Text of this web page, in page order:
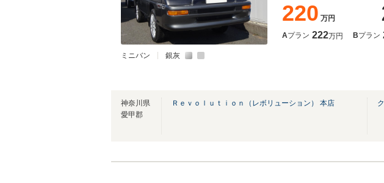
ミニバン 銀灰
220 万円
Aプラン 222万円 Bプラン
神奈川県
愛甲郡
Ｒｅｖｏｌｕｔｉｏｎ（レボリューション） 本店